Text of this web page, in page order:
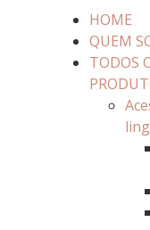
HOME
QUEM
TODOS